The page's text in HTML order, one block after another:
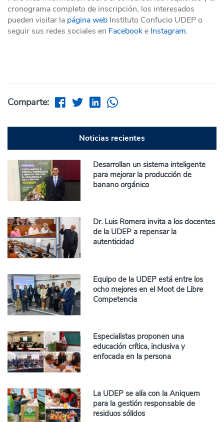
cronograma completo de inscripción, los interesados
pueden visitar la página web Instituto Confucio UDEP o
seguir sus redes sociales en Facebooke Instagram.
Comparte:
Noticias recientes
Desarrollan un sistema inteligente
para mejorar la producción de
banano orgánico
Dr. Luis Romera invita a los docentes
de la UDEP a repensar la
autenticidad
Equipo de la UDEP está entre los
ocho mejores en el Moot de Libre
Competencia
Especialistas proponen una
educación crítica, inclusiva y
enfocada en la persona
La UDEP se alía con la Aniquem
para la gestión responsable de
residuos sólidos